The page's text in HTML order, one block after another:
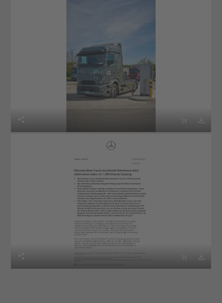
  
  